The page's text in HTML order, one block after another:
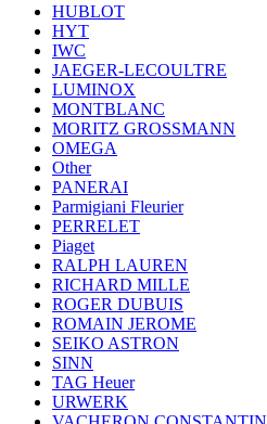
HUBLOT
HYT
IWC
JAEGER-LECOULTRE
LUMINOX
MONTBLANC
MORITZ GROSSMANN
OMEGA
Other
PANERAI
Parmigiani Fleurier
PERRELET
Piaget
RALPH LAUREN
RICHARD MILLE
ROGER DUBUIS
ROMAIN JEROME
SEIKO ASTRON
SINN
TAG Heuer
URWERK